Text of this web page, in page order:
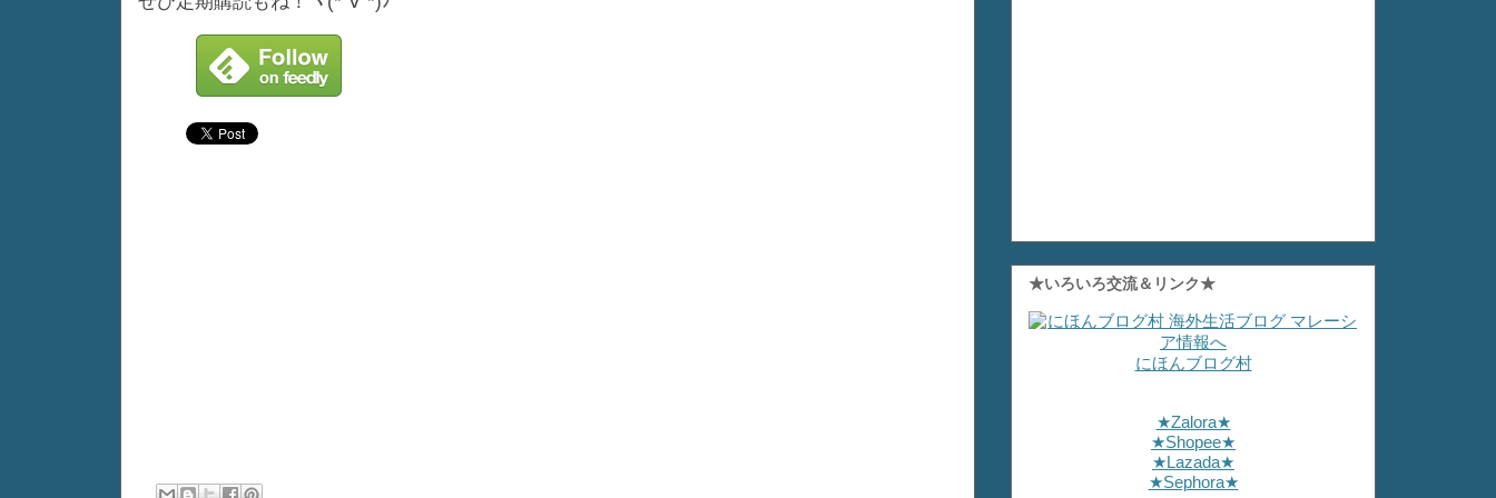
★いろいろ交流＆リンク★
にほんブログ村
★Zalora★
★Shopee★
★Lazada★
★Sephora★